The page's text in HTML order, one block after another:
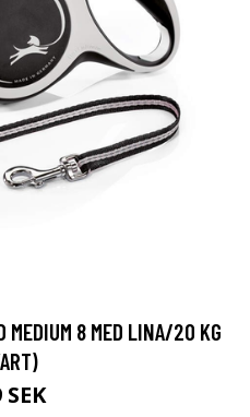
MEDIUM 8 MED LINA/20 KG